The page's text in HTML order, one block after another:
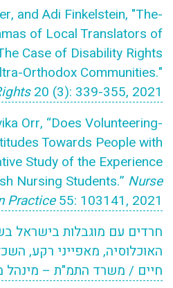
and Adi Finkelstein, "The
of Local Translators of
Case of Disability Rights
Orthodox Communities."
20 (3): 339-355, 2021.
Orr, “Does Volunteering
Towards People with
Study of the Experience
Nursing Students.” Nurse
Practice55: 103141, 2021.
האוכלוסיה, מאפייני רקע,
חיים / משרד התמ"ת – מינהל